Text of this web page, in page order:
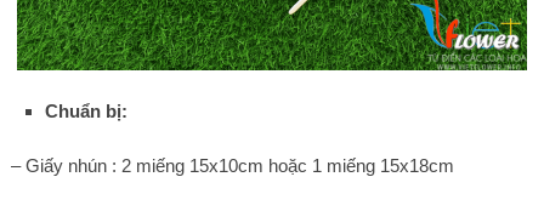
Chuẩn bị:
– Giấy nhún : 2 miếng 15x10cm hoặc 1 miếng 15x18cm